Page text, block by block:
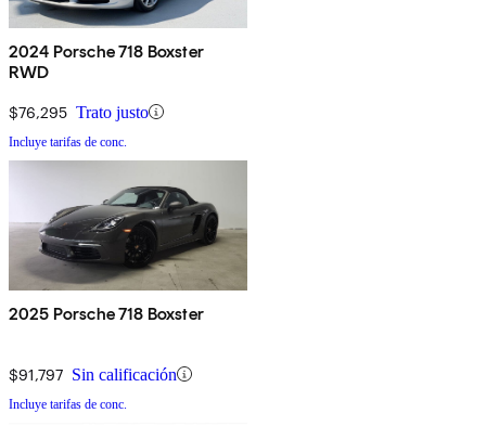
2024 Porsche 718 Boxster
RWD
$76,295 Trato justo
Incluye tarifas de conc.
2025 Porsche 718 Boxster
$91,797 Sin calificación
Incluye tarifas de conc.